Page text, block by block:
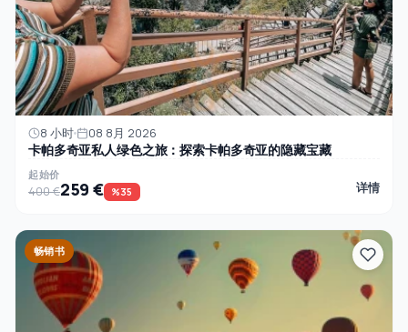
8 小时 08 8月 2026
卡帕多奇亚私人绿色之旅：探索卡帕多奇亚的隐藏宝藏
起始价
400 €259 € %35 详情
畅销书